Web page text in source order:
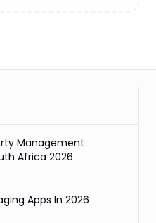
Management
Africa 2026
Apps In 2026